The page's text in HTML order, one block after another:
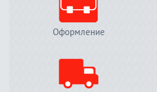
Оформление